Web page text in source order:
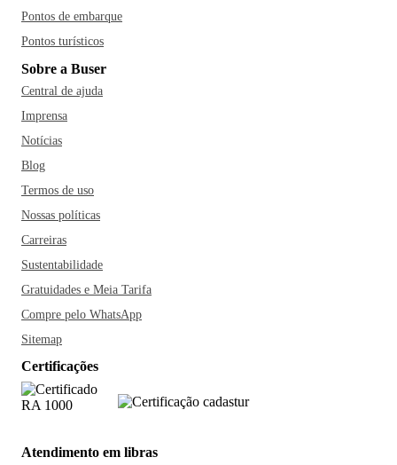
Pontos de embarque
Pontos turísticos
Sobre a Buser
Central de ajuda
Imprensa
Notícias
Blog
Termos de uso
Nossas políticas
Carreiras
Sustentabilidade
Gratuidades e Meia Tarifa
Compre pelo WhatsApp
Sitemap
Certificações
Atendimento em libras